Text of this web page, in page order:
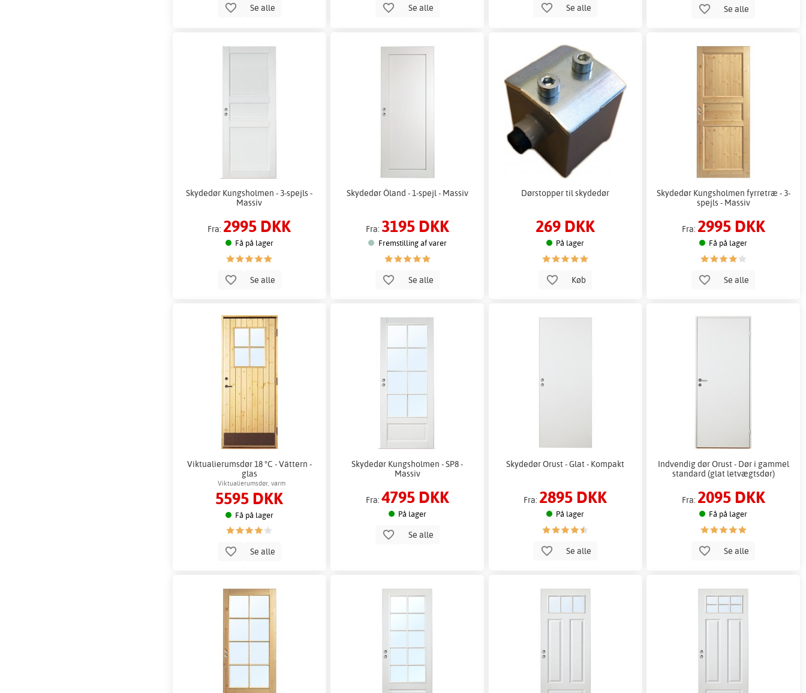
Se alle Se alle Se alle Se alle
Skydedør Kungsholmen - 3-spejls -
Massiv
Fra: 2995 DKK
Få på lager
Se alle
Skydedør Öland - 1-spejl - Massiv
Fra: 3195 DKK
Fremstilling af varer
Se alle
Dørstopper til skydedør
269 DKK
På lager
Køb
Skydedør Kungsholmen fyrretræ - 3-
spejls - Massiv
Fra: 2995 DKK
Få på lager
Se alle
Viktualierumsdør 18 °C - Vättern -
glas
Viktualierumsdør, varm
5595 DKK
Få på lager
Se alle
Skydedør Kungsholmen - SP8 -
Massiv
Fra: 4795 DKK
På lager
Se alle
Skydedør Orust - Glat - Kompakt
Fra: 2895 DKK
På lager
Se alle
Indvendig dør Orust - Dør i gammel
standard (glat letvægtsdør)
Fra: 2095 DKK
Få på lager
Se alle